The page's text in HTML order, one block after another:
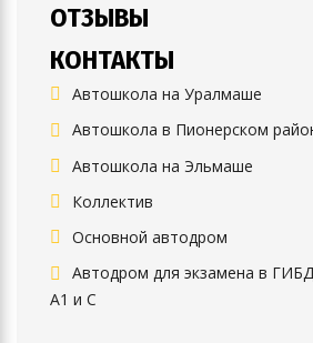
ОТЗЫВЫ
КОНТАКТЫ
Автошкола на Уралмаше
Автошкола в Пионерском
Автошкола на Эльмаше
Коллектив
Основной автодром
Автодром для экзамена в
А1 и С